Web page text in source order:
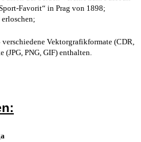
Favorit“ in Prag von 1898;
erloschen;
Vektorgrafikformate (CDR,
(JPG, PNG, GIF) enthalten.